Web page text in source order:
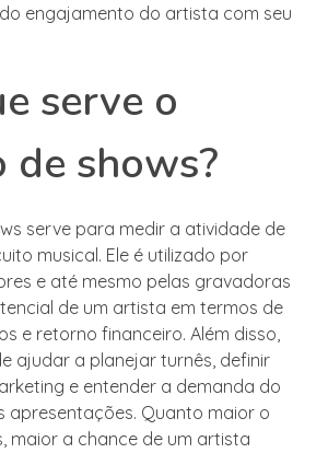
engajamento do artista com seu
serve o
de shows?
serve para medir a atividade de
musical. Ele é utilizado por
e até mesmo pelas gravadoras
de um artista em termos de
e retorno financeiro. Além disso,
ajudar a planejar turnês, definir
e entender a demanda do
apresentações. Quanto maior o
maior a chance de um artista